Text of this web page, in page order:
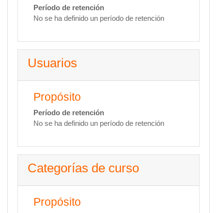
Período de retención
No se ha definido un período de retención
Usuarios
Propósito
Período de retención
No se ha definido un período de retención
Categorías de curso
Propósito